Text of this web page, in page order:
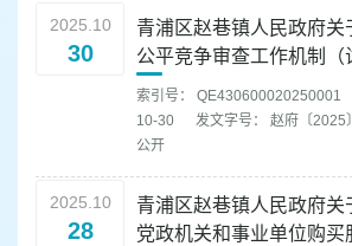
2025.10
30
青浦区赵巷镇人民政府关
公平竞争审查工作机制（
索引号： QE430600020250001
10-30
发文字号： 赵府〔2025
公开
2025.10
28
青浦区赵巷镇人民政府关
党政机关和事业单位购买